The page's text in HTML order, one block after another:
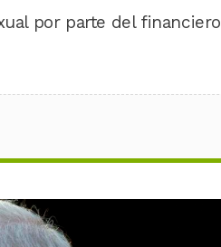
por parte del financiero